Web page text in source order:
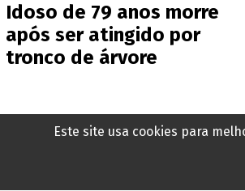
Idoso de 79 anos morre
após ser atingido por
tronco de árvore
Este site usa cookies para